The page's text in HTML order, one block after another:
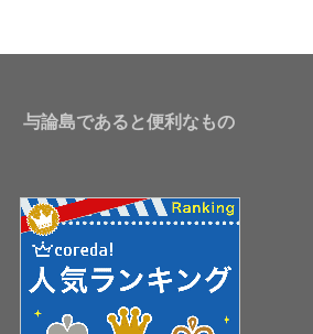
与論島であると便利なもの